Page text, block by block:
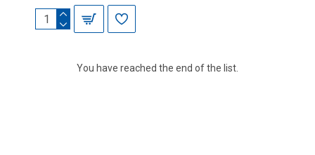
You have reached the end of the list.